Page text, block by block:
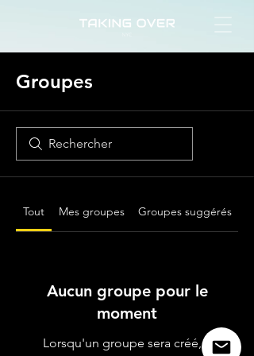
Groupes
Tout Mes groupes Groupes suggérés
Aucun groupe pour le
moment
Lorsqu'un groupe sera créé, il